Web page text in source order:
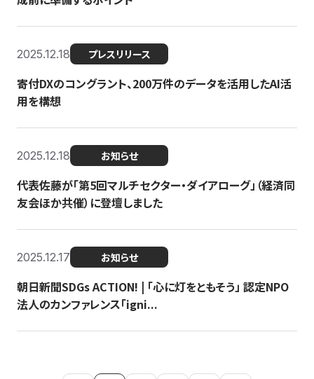
2025.12.18 プレスリリース
寄付DXのコングラント、200万件のデータを活用したAI活
用を構想
2025.12.18 お知らせ
代表佐藤が「第5回マルチセクター・ダイアローグ」（経済同
友会ほか共催）に登壇しました
2025.12.17 お知らせ
朝日新聞SDGs ACTION! | 「心に灯をともそう」 認定NPO
法人のカンファレンス「igni...